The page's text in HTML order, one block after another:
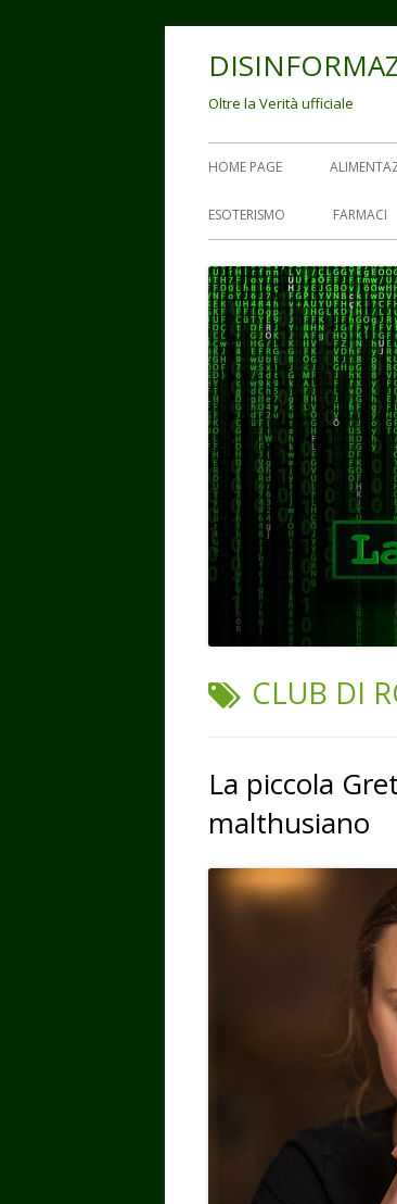
Oltre la Verità ufficiale
Menu
principale
HOME PAGE
ESOTERISMO FARMACI
TAG:
CLUB DI
La piccola
malthusiano